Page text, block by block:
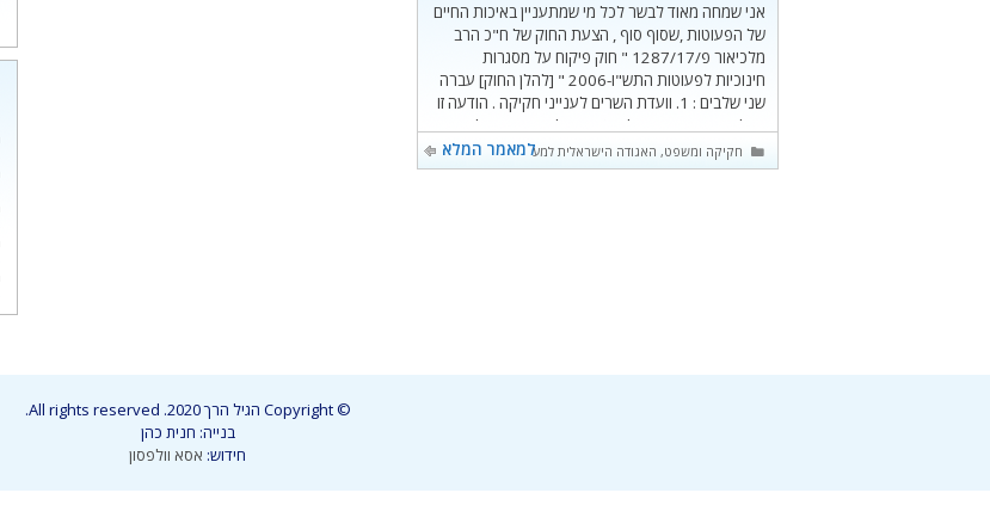
אני שמחה מאוד לבשר לכל מי שמתעניין באיכות החיים
של הפעוטות ,שסוף סוף , הצעת החוק של ח"כ הרב
מלכיאור פ/1287/17 " חוק פיקוח על מסגרות
חינוכיות לפעוטות התש"ו-2006 " [להלן החוק] עברה
שני שלבים : 1. וועדת השרים לענייני חקיקה . הודעה זו
קבלתי מהעוזרת הפרלמנטרית של ח"כ הרב מלכיאור –
שצלצלה אלי מיד
למאמר המלא קטגוריות
חקיקה ומשפט, האגודה הישראלית למען הילד בגיל הרך
© Copyright הגיל הרך 2020. All rights reserved.
בנייה: חנית כהן
חידוש: אסא וולפסון